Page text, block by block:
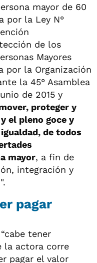
mayor de 60
por la Ley N°
de los
Mayores
por la Organización
la 45° Asamblea
de 2015 y
proteger y
el pleno goce y
de todos
mayor, a fin de
integración y
pagar
tener
la actora corre
pagar el valor